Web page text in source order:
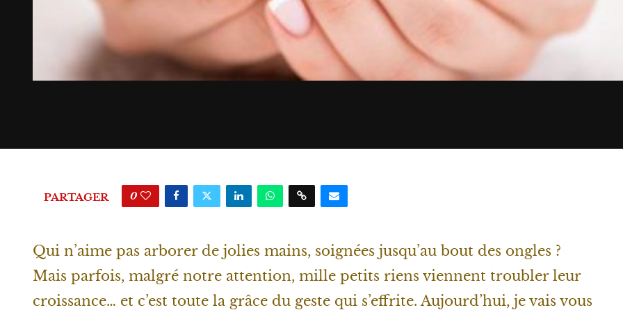
PARTAGER 0
Qui n’aime pas arborer de jolies mains, soignées jusqu’au bout des ongles ?
Mais parfois, malgré notre attention, mille petits riens viennent troubler leur
croissance… et c’est toute la grâce du geste qui s’effrite. Aujourd’hui, je vais vous